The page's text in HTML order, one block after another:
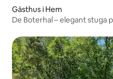
Gästhus i Hem
De Boterhal – elegant stuga